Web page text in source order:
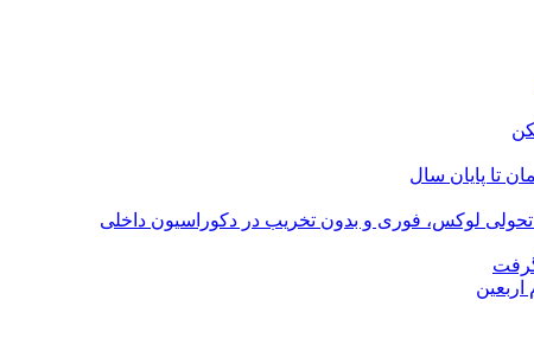
تحولی لوکس، فوری و بدون تخریب در دکوراسیون داخلی